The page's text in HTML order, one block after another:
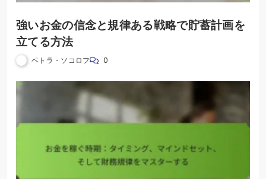
強いお金の信念と規律ある戦略で貯蓄計画を
立てる方法
ペトラ・ソコロフ 0